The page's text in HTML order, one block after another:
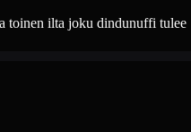
toinen ilta joku dindunuffi tulee